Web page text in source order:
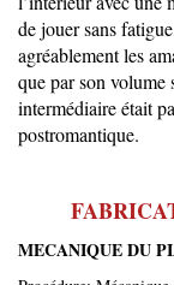
de jouer sans
agréablement les
que par son volume
intermédiaire était
postromantique.
MECANIQUE DU